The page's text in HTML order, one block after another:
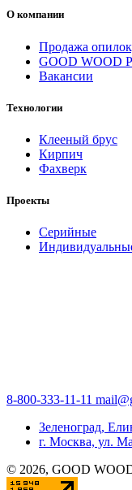
О компании
Продажа
GOOD WOOD
Вакансии
Технологии
Клееный брус
Кирпич
Фахверк
Проекты
Серийные
8-800-333-11-11
Зеленоград,
г. Москва, ул.
© 2026, GOOD